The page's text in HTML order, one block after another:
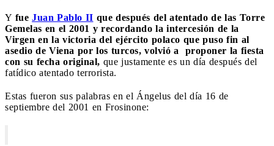
Y fue Juan Pablo II que después del atentado de las Torre
Gemelas en el 2001 y recordando la intercesión de la
Virgen en la victoria del ejército polaco que puso fin al
asedio de Viena por los turcos, volvió a proponer la fiesta
con su fecha original, que justamente es un día después del
fatídico atentado terrorista.
Estas fueron sus palabras en el Ángelus del día 16 de
septiembre del 2001 en Frosinone: